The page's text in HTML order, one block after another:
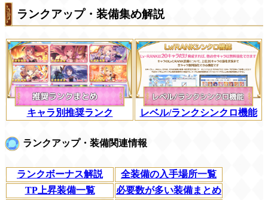
ランクアップ・装備集め解説
キャラ別推奨ランク レベル/ランクシンクロ機能
ランクアップ・装備関連情報
ランクボーナス解説
全装備の入手場所一覧
TP上昇装備一覧
必要数が多い装備まとめ